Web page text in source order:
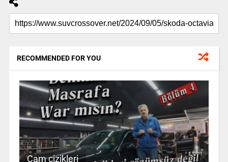
RECOMMENDED FOR YOU
Cam çizikleri